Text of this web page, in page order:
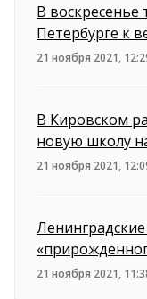
В воскресенье
Петербурге к
21 ноября 2021,
В Кировском
новую школу
21 ноября 2021,
21 ноября 2021,